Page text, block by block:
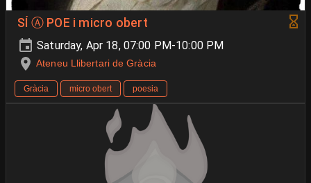
SÍ Ⓐ POE i micro obert
Saturday, Apr 18, 07:00 PM-10:00 PM
Ateneu Llibertari de Gràcia
Gràcia micro obert poesia